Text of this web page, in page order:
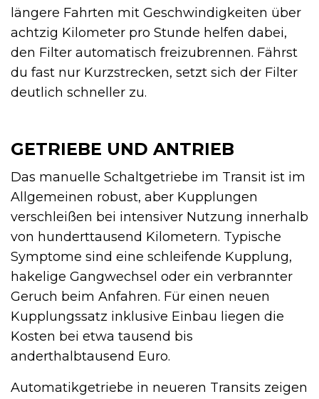
längere Fahrten mit Geschwindigkeiten über
achtzig Kilometer pro Stunde helfen dabei,
den Filter automatisch freizubrennen. Fährst
du fast nur Kurzstrecken, setzt sich der Filter
deutlich schneller zu.
GETRIEBE UND ANTRIEB
Das manuelle Schaltgetriebe im Transit ist im
Allgemeinen robust, aber Kupplungen
verschleißen bei intensiver Nutzung innerhalb
von hunderttausend Kilometern. Typische
Symptome sind eine schleifende Kupplung,
hakelige Gangwechsel oder ein verbrannter
Geruch beim Anfahren. Für einen neuen
Kupplungssatz inklusive Einbau liegen die
Kosten bei etwa tausend bis
anderthalbtausend Euro.
Automatikgetriebe in neueren Transits zeigen